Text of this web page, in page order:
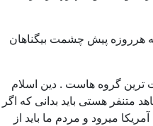
هرروزه پیش چشمت بیگناهان
ترین گروه هاست . دین اسلام
هستی باید بدانی که اگر
میرود و مردم ما باید از